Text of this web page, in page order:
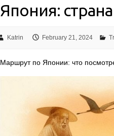
Япония:
Katrin February 21, 2024
Маршрут по Японии: что